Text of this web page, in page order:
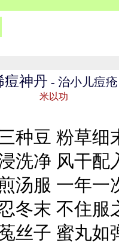
痘神丹 - 治小儿痘疮
米以功
种豆 粉草细
洗净 风干配
汤服 一年一
冬末 不住服
丝子 蜜丸如